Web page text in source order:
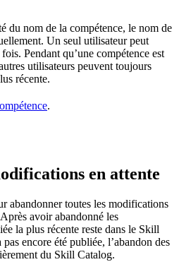
du nom de la compétence, le nom de
Un seul utilisateur peut
Pendant qu’une compétence est
utilisateurs peuvent toujours
récente.
.
en attente
abandonner toutes les modifications
avoir abandonné les
la plus récente reste dans le Skill
encore été publiée, l’abandon des
du Skill Catalog.